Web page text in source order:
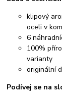
klipový
oceli v
6
100%
varianty
originální
Podívej se na